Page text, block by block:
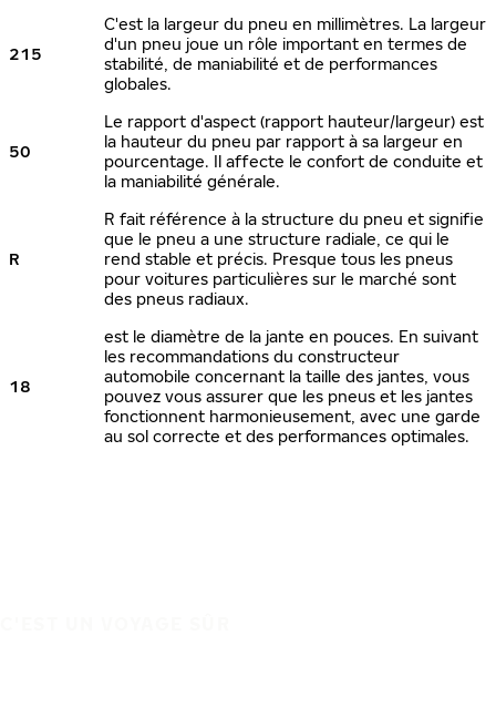
215
C'est la largeur du pneu en millimètres. La largeur
d'un pneu joue un rôle important en termes de
stabilité, de maniabilité et de performances
globales.
50
Le rapport d'aspect (rapport hauteur/largeur) est
la hauteur du pneu par rapport à sa largeur en
pourcentage. Il affecte le confort de conduite et
la maniabilité générale.
R
R fait référence à la structure du pneu et signifie
que le pneu a une structure radiale, ce qui le
rend stable et précis. Presque tous les pneus
pour voitures particulières sur le marché sont
des pneus radiaux.
18
est le diamètre de la jante en pouces. En suivant
les recommandations du constructeur
automobile concernant la taille des jantes, vous
pouvez vous assurer que les pneus et les jantes
fonctionnent harmonieusement, avec une garde
au sol correcte et des performances optimales.